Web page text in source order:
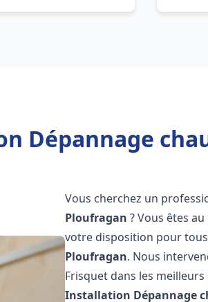
Dépannage
Vous cherchez un
Ploufragan ? Vous êtes
votre disposition pour
Ploufragan. Nous
Frisquet dans les
Installation Dépannage